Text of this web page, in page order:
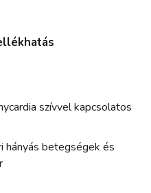
szívvel kapcsolatos
hányás betegségek és